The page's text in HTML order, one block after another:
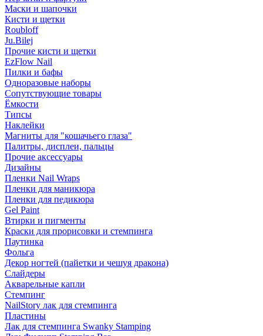
Маски и шапочки
Кисти и щетки
Roubloff
Ju.Bilej
Прочие кисти и щетки
EzFlow Nail
Пилки и бафы
Одноразовые наборы
Сопутствующие товары
Ёмкости
Типсы
Наклейки
Магниты для "кошачьего глаза"
Палитры, дисплеи, пальцы
Прочие аксессуары
Дизайны
Пленки Nail Wraps
Пленки для маникюра
Пленки для педикюра
Gel Paint
Втирки и пигменты
Краски для прорисовки и стемпинга
Паутинка
Фольга
Декор ногтей (пайетки и чешуя дракона)
Слайдеры
Акварельные капли
Стемпинг
NailStory лак для стемпинга
Пластины
Лак для стемпинга Swanky Stamping